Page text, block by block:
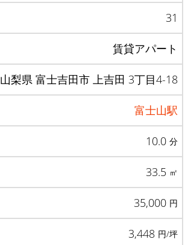
31
賃貸アパート
山梨県 富士吉田市 上吉田 3丁目4-18
富士山駅
10.0 分
33.5 ㎡
35,000 円
3,448 円/坪